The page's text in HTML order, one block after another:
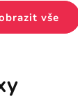
vše